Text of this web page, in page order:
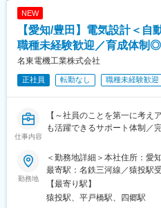
NEW
【愛知/豊田】電気設計＜自
職種未経験歓迎／育成体制
名東電機工業株式会社
正社員 転勤なし 職種未経験歓迎
仕事内容
【～社員のことを第一に考え
も活躍できるサポート体制／
■募集背景：
若手社員の増員募集となりま
おりますが、今後会社を牽引
と育成をしていきたいと考え
だきながら、スキルを磨いて
勤務地
＜勤務地詳細＞本社住所：愛
最寄駅：名鉄三河線／猿投駅
範囲：会社の定める事業所
【最寄り駅】
猿投駅、平戸橋駅、四郷駅